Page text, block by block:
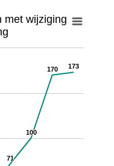
met wijziging
71
71
100
100
170
170 173
173